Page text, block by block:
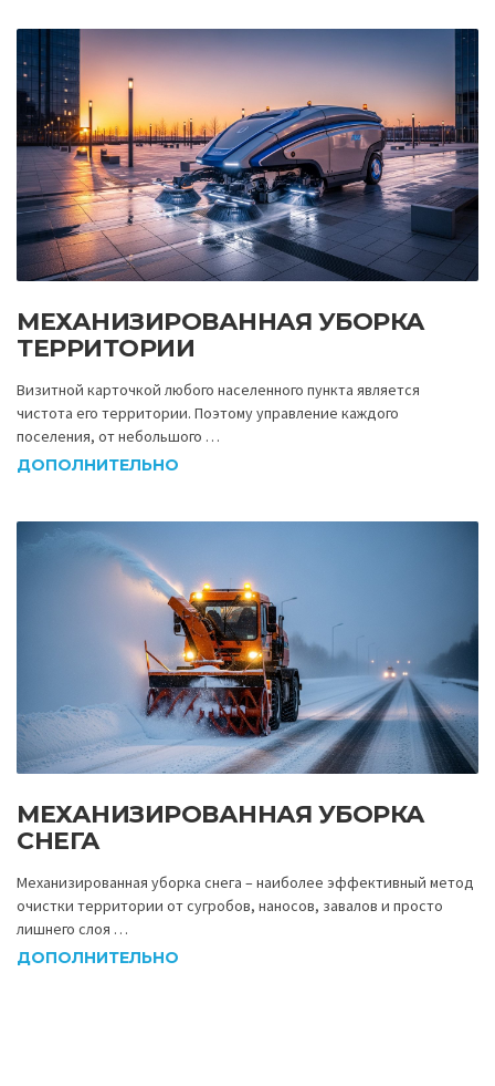
МЕХАНИЗИРОВАННАЯ УБОРКА
ТЕРРИТОРИИ
Визитной карточкой любого населенного пункта является
чистота его территории. Поэтому управление каждого
поселения, от небольшого …
ДОПОЛНИТЕЛЬНО
МЕХАНИЗИРОВАННАЯ УБОРКА
СНЕГА
Механизированная уборка снега – наиболее эффективный метод
очистки территории от сугробов, наносов, завалов и просто
лишнего слоя …
ДОПОЛНИТЕЛЬНО